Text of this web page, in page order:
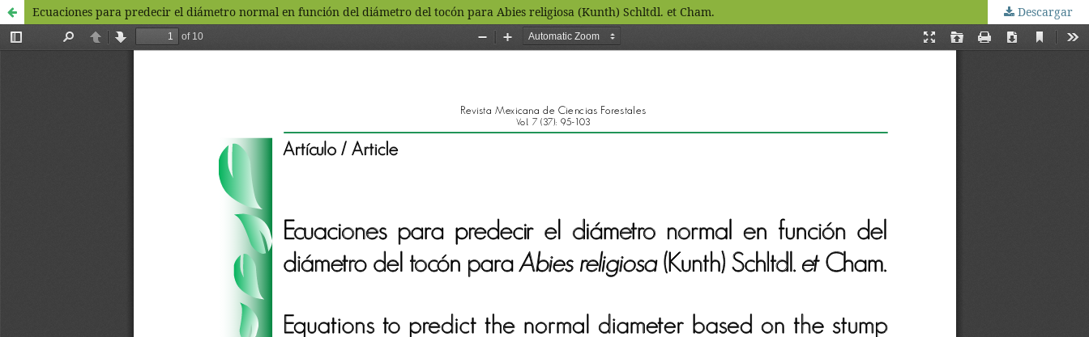
Ecuaciones para predecir el diámetro normal en función del diámetro del tocón para Abies religiosa (Kunth) Schltdl. et Cham. Descargar